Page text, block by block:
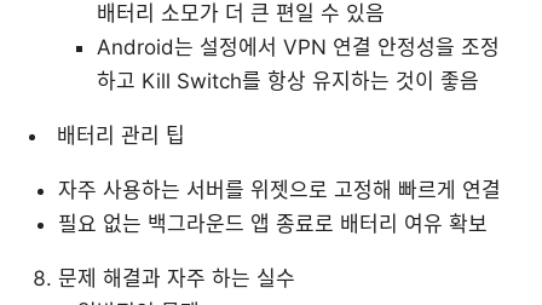
배터리 소모가 더 큰 편일 수 있음
Android는 설정에서 VPN 연결 안정성을 조정
하고 Kill Switch를 항상 유지하는 것이 좋음
배터리 관리 팁
자주 사용하는 서버를 위젯으로 고정해 빠르게 연결
필요 없는 백그라운드 앱 종료로 배터리 여유 확보
문제 해결과 자주 하는 실수